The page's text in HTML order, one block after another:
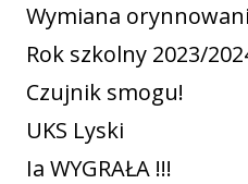
Wymiana
Rok szkolny 2023/
Czujnik smogu!
UKS Lyski
Ia WYGRAŁA !!!